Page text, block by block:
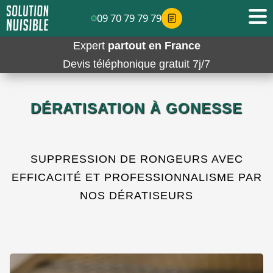
Expert partout en France
Devis téléphonique gratuit 7j/7
DÉRATISATION À GONESSE
SUPPRESSION DE RONGEURS AVEC
EFFICACITÉ ET PROFESSIONNALISME PAR
NOS DÉRATISEURS
09 70 79 79 79